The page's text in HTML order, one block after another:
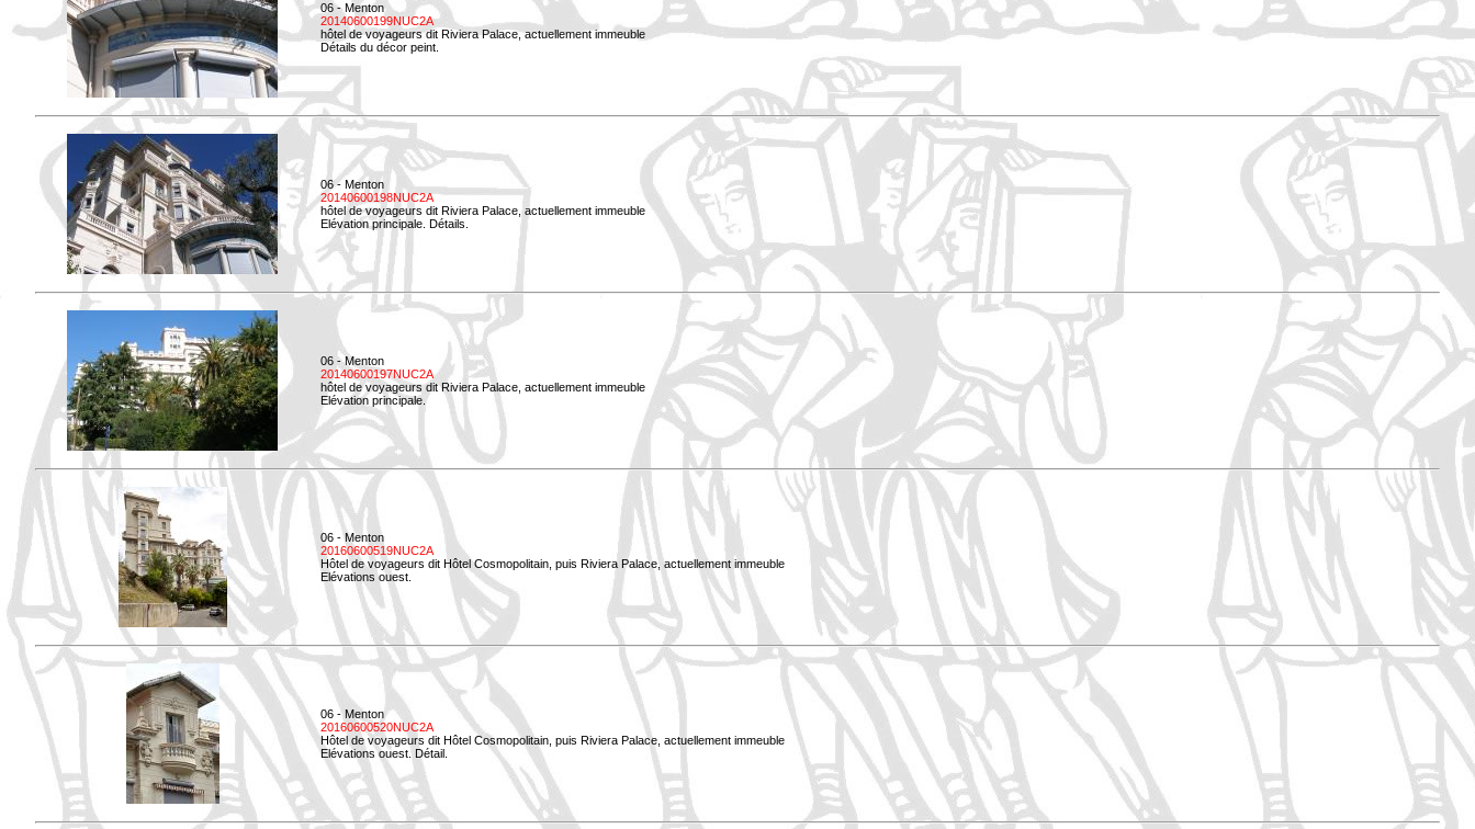
06 - Menton
20140600199NUC2A
hôtel de voyageurs dit Riviera Palace, actuellement immeuble
Détails du décor peint.
06 - Menton
20140600198NUC2A
hôtel de voyageurs dit Riviera Palace, actuellement immeuble
Elévation principale. Détails.
06 - Menton
20140600197NUC2A
hôtel de voyageurs dit Riviera Palace, actuellement immeuble
Elévation principale.
06 - Menton
20160600519NUC2A
Hôtel de voyageurs dit Hôtel Cosmopolitain, puis Riviera Palace, actuellement immeuble
Elévations ouest.
06 - Menton
20160600520NUC2A
Hôtel de voyageurs dit Hôtel Cosmopolitain, puis Riviera Palace, actuellement immeuble
Elévations ouest. Détail.